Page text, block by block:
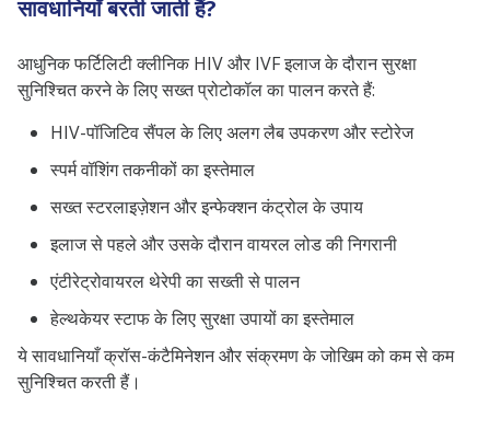
सावधानियाँ बरती जाती हैं?
आधुनिक फर्टिलिटी क्लीनिक HIV और IVF इलाज के दौरान सुरक्षा
सुनिश्चित करने के लिए सख्त प्रोटोकॉल का पालन करते हैं:
HIV-पॉजिटिव सैंपल के लिए अलग लैब उपकरण और स्टोरेज
स्पर्म वॉशिंग तकनीकों का इस्तेमाल
सख्त स्टरलाइज़ेशन और इन्फेक्शन कंट्रोल के उपाय
इलाज से पहले और उसके दौरान वायरल लोड की निगरानी
एंटीरेट्रोवायरल थेरेपी का सख्ती से पालन
हेल्थकेयर स्टाफ के लिए सुरक्षा उपायों का इस्तेमाल
ये सावधानियाँ क्रॉस-कंटैमिनेशन और संक्रमण के जोखिम को कम से कम
सुनिश्चित करती हैं।